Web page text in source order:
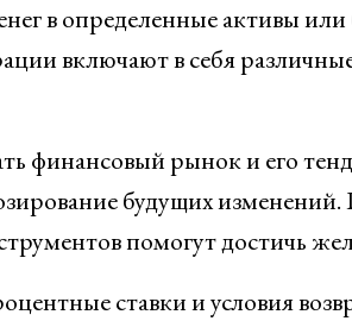
в определенные активы
включают в себя
финансовый рынок и его
будущих
помогут достичь
ставки и условия